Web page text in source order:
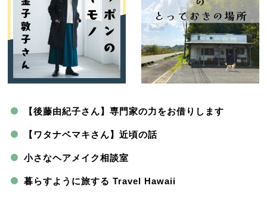
【後藤由紀子さん】専門家の力をお借りします
【ワタナベマキさん】近頃の話
小さなヘアメイク相談室
暮らすように旅する Travel Hawaii